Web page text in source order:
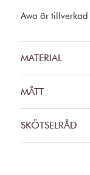
Awa är
MATERIAL
MÅTT
SKÖTSELRÅD